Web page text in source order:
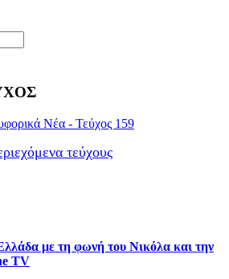
τεύχους
με τη φωνή του Νικόλα και την
TV